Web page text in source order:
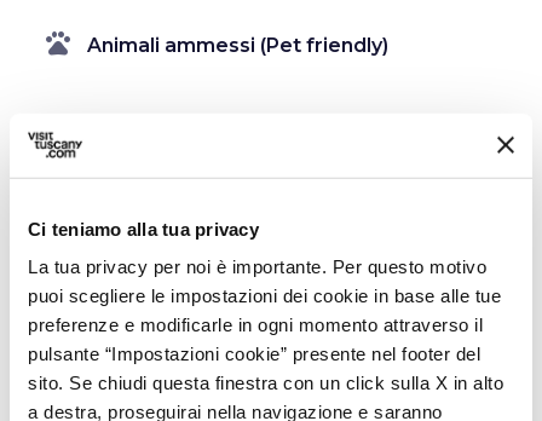
Ci teniamo alla tua privacy
La tua privacy per noi è importante. Per questo motivo
puoi scegliere le impostazioni dei cookie in base alle tue
preferenze e modificarle in ogni momento attraverso il
pulsante “Impostazioni cookie” presente nel footer del
sito. Se chiudi questa finestra con un click sulla X in alto
a destra, proseguirai nella navigazione e saranno
pets Animali ammessi (Pet friendly)